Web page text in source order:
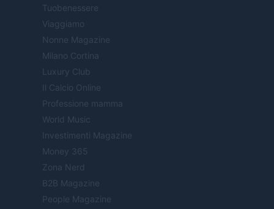
Tuobenessere
Viaggiamo
Nonne Magazine
Milano Cortina
Luxury Club
Il Calcio Online
Professione mamma
World Music
Investimenti Magazine
Money 365
Zona Nerd
B2B Magazine
People Magazine